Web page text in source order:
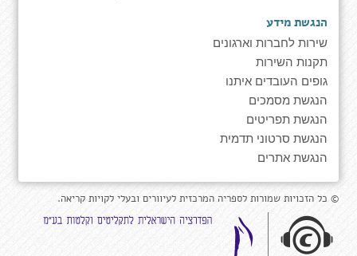
הנגשת מידע
שירות לחברות וארגונים
תקנות השירות
גופים העובדים איתנו
הנגשת מסמכים
הנגשת תפריטים
הנגשת סרטוני תדמית
הנגשת אתרים
© כל הזכויות שמורות לספריה המרכזית לעיוורים ובעלי לקויות קריאה.